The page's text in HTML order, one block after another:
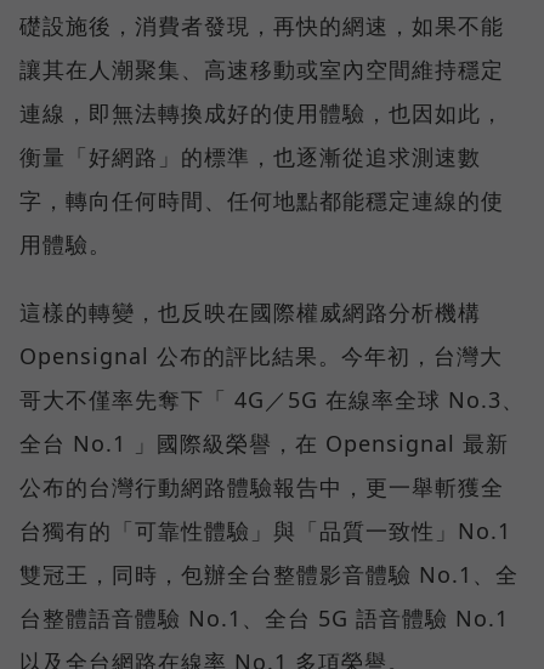
礎設施後，消費者發現，再快的網速，如果不能
讓其在人潮聚集、高速移動或室內空間維持穩定
連線，即無法轉換成好的使用體驗，也因如此，
衡量「好網路」的標準，也逐漸從追求測速數
字，轉向任何時間、任何地點都能穩定連線的使
用體驗。
這樣的轉變，也反映在國際權威網路分析機構
Opensignal 公布的評比結果。今年初，台灣大
哥大不僅率先奪下「 4G／5G 在線率全球 No.3、
全台 No.1 」國際級榮譽，在 Opensignal 最新
公布的台灣行動網路體驗報告中，更一舉斬獲全
台獨有的「可靠性體驗」與「品質一致性」No.1
雙冠王，同時，包辦全台整體影音體驗 No.1、全
台整體語音體驗 No.1、全台 5G 語音體驗 No.1
以及全台網路在線率 No.1 多項榮譽。